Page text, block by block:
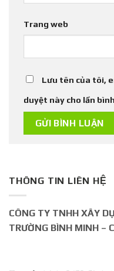
Trang web
Lưu tên của tôi,
duyệt này cho lần
THÔNG TIN LIÊN HỆ
CÔNG TY TNHH XÂY
TRƯỜNG BÌNH MINH –